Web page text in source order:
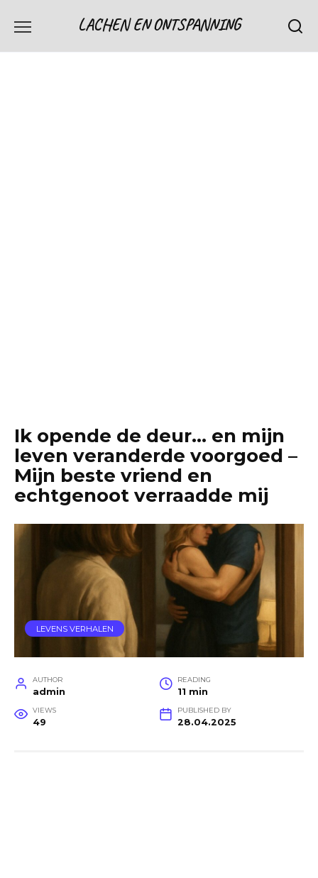
LACHEN EN ONTSPANNING
Ik opende de deur… en mijn
leven veranderde voorgoed –
Mijn beste vriend en
echtgenoot verraadde mij
LEVENS VERHALEN
AUTHOR
admin
READING
11 min
VIEWS
49
PUBLISHED BY
28.04.2025